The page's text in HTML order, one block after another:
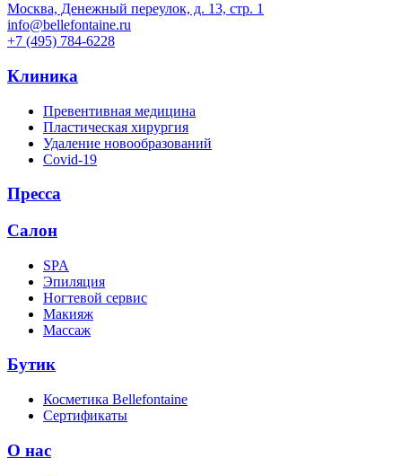
Москва, Денежный переулок, д. 13, стр. 1
info@bellefontaine.ru
+7 (495) 784-6228
Клиника
Превентивная медицина
Пластическая хирургия
Удаление новообразований
Covid-19
Пресса
Салон
SPA
Эпиляция
Ногтевой сервис
Макияж
Массаж
Бутик
Косметика Bellefontaine
Сертификаты
О нас